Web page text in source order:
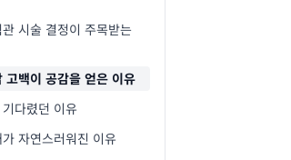
시술 결정이 주목받는
고백이 공감을 얻은 이유
다렸던 이유
자연스러워진 이유